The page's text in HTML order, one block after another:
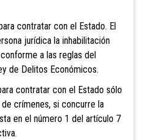
contratar con el Estado. El
jurídica la inhabilitación
a las reglas del
de Delitos Económicos.
contratar con el Estado sólo
crímenes, si concurre la
en el número 1 del artículo 7